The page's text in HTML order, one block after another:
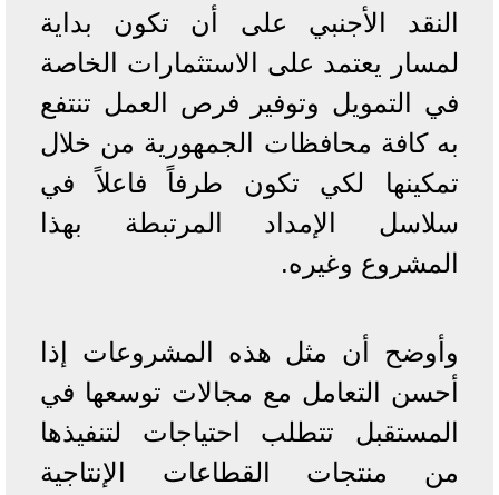
النقد الأجنبي على أن تكون بداية
لمسار يعتمد على الاستثمارات الخاصة
في التمويل وتوفير فرص العمل تنتفع
به كافة محافظات الجمهورية من خلال
تمكينها لكي تكون طرفاً فاعلاً في
سلاسل الإمداد المرتبطة بهذا
المشروع وغيره.
وأوضح أن مثل هذه المشروعات إذا
أحسن التعامل مع مجالات توسعها في
المستقبل تتطلب احتياجات لتنفيذها
من منتجات القطاعات الإنتاجية